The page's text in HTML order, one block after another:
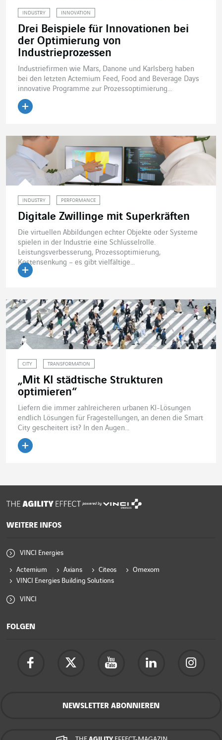
INDUSTRY INNOVATION
Drei Beispiele für Innovationen bei
der Optimierung von
Industrieprozessen
Industriefirmen wie Mars, Danone und Karlsberg haben
bei den letzten Actemium Feed, Food and Beverage Days
innovative Programme zur Prozessoptimierung...
INDUSTRY PERFORMANCE
Digitale Zwillinge mit Superkräften
Die virtuellen Abbildungen echter Objekte oder Systeme
spielen in der Industrie eine Schlüsselrolle.
Leistungsverbesserung, Prozessoptimierung,
Kostensenkung – es gibt vielfältige...
CITY TRANSFORMATION
„Mit KI städtische Strukturen
optimieren“
Liefern die immer zahlreicheren urbanen KI-Lösungen
endlich Lösungen für Fragestellungen, an denen die Smart
City gescheitert ist? In den Augen...
powered by
WEITERE INFOS
VINCI Energies
Actemium Axians Citeos
Omexom
VINCI Energies Building Solutions
VINCI
FOLGEN
NEWSLETTER ABONNIEREN